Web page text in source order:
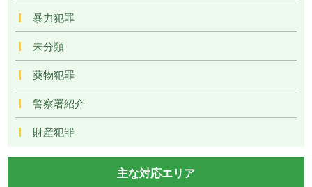
暴力犯罪
未分類
薬物犯罪
警察署紹介
財産犯罪
主な対応エリア